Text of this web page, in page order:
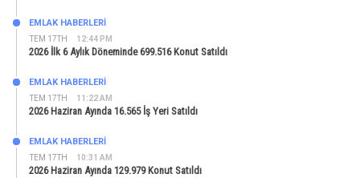
TEM 17TH 12:44 PM
EMLAK HABERLERI
2026 İlk 6 Aylık Döneminde 699.516 Konut Satıldı
TEM 17TH 11:22 AM
EMLAK HABERLERI
2026 Haziran Ayında 16.565 İş Yeri Satıldı
TEM 17TH 10:31 AM
EMLAK HABERLERI
2026 Haziran Ayında 129.979 Konut Satıldı